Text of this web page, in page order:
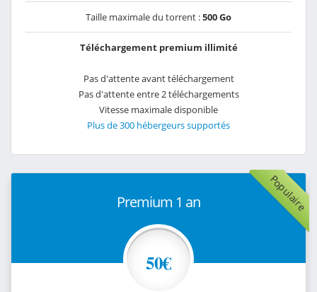
Taille maximale du torrent :500 Go
Téléchargement premium illimité
Pas d'attente avant téléchargement
Pas d'attente entre 2 téléchargements
Vitesse maximale disponible
Plus de 300 hébergeurs supportés
Populaire
Premium 1 an
50€